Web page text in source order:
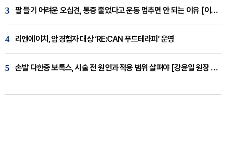
3 팔 들기 어려운 오십견, 통증 줄었다고 운동 멈추면 안 되는 이유 [이병욱 원장 칼럼]
4 리엔에이치, 암경험자 대상 ‘RE:CAN 푸드테라피’ 운영
5 손발 다한증 보톡스, 시술 전 원인과 적용 범위 살펴야 [강윤일 원장 칼럼]